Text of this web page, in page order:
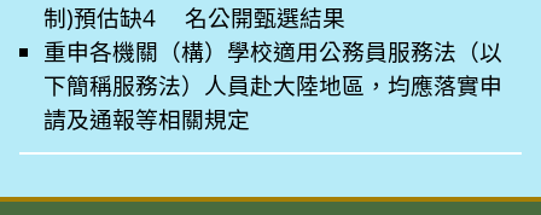
制)預估缺4 名公開甄選結果
重申各機關（構）學校適用公務員服務法（以
下簡稱服務法）人員赴大陸地區，均應落實申
請及通報等相關規定